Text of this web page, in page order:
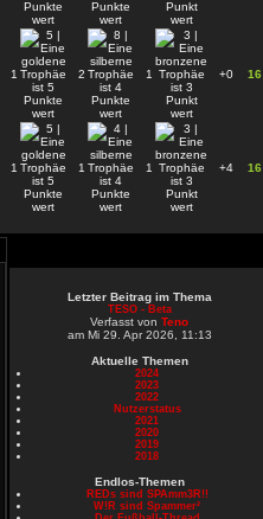
1 2 1 +0 16
1 1 1 +4 16
Letzter Beitrag im Thema
TESO - Beta
Verfasst von Teno
am Mi 29. Apr 2026, 11:13
Aktuelle Themen
2024
2023
2022
Nutzerstatus
2021
2020
2019
2018
Endlos-Themen
REDs sind SPAmm3R!!
W!R sind Spammer²